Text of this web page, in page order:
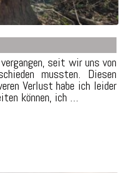
seit wir uns von
mussten. Diesen
Verlust habe ich leider
können, ich …